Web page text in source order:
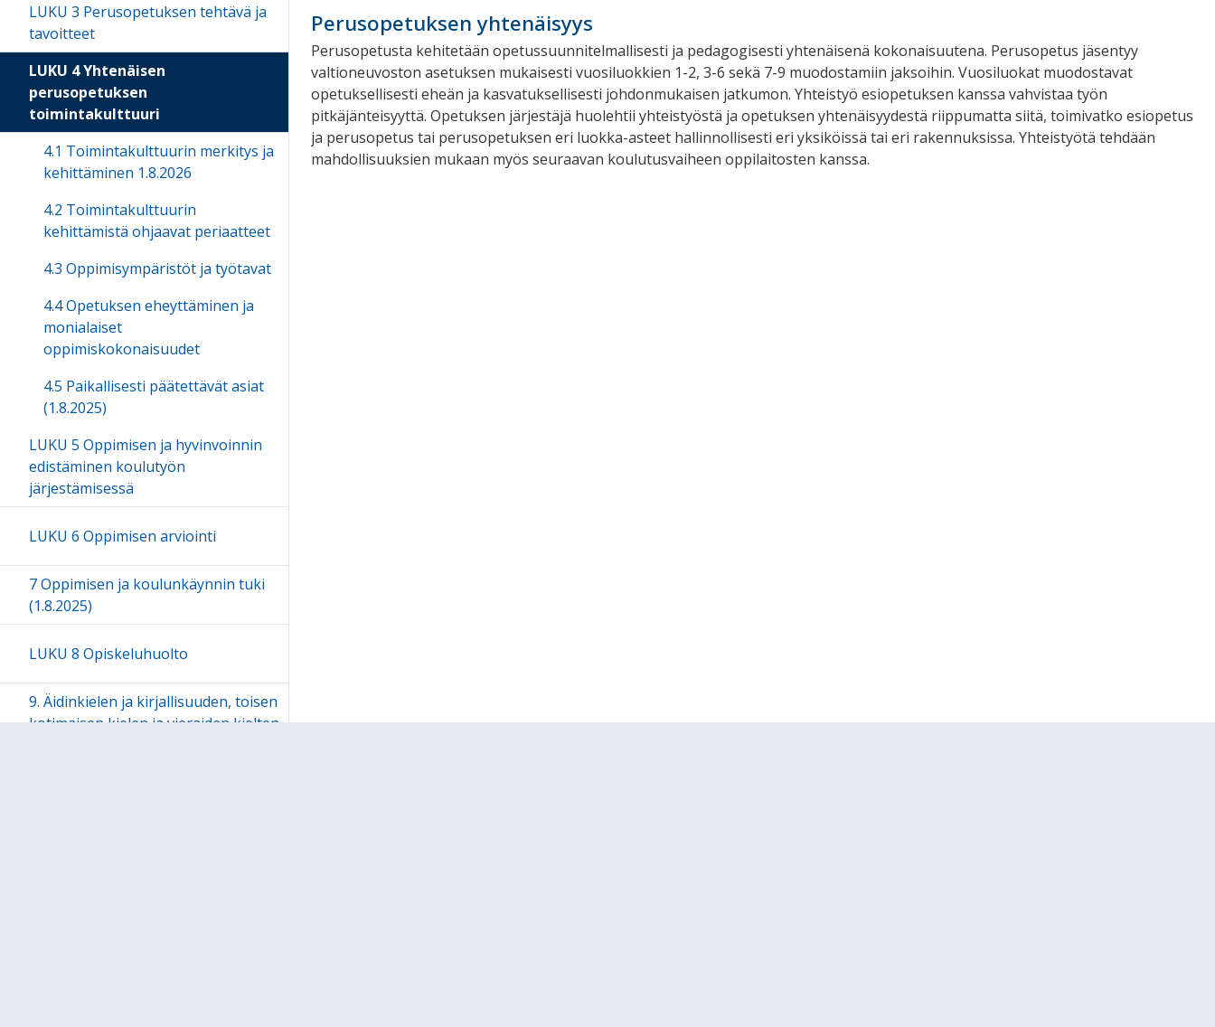
Perusopetuksen yhtenäisyys
Perusopetusta kehitetään opetussuunnitelmallisesti ja pedagogisesti yhtenäisenä kokonaisuutena. Perusopetus jäsentyy
valtioneuvoston asetuksen mukaisesti vuosiluokkien 1-2, 3-6 sekä 7-9 muodostamiin jaksoihin. Vuosiluokat muodostavat
opetuksellisesti eheän ja kasvatuksellisesti johdonmukaisen jatkumon. Yhteistyö esiopetuksen kanssa vahvistaa työn
pitkäjänteisyyttä. Opetuksen järjestäjä huolehtii yhteistyöstä ja opetuksen yhtenäisyydestä riippumatta siitä, toimivatko esiopetus
ja perusopetus tai perusopetuksen eri luokka-asteet hallinnollisesti eri yksiköissä tai eri rakennuksissa. Yhteistyötä tehdään
mahdollisuuksien mukaan myös seuraavan koulutusvaiheen oppilaitosten kanssa.
LUKU 3 Perusopetuksen tehtävä ja
tavoitteet
LUKU 4 Yhtenäisen
perusopetuksen
toimintakulttuuri
4.1 Toimintakulttuurin merkitys ja
kehittäminen 1.8.2026
4.2 Toimintakulttuurin
kehittämistä ohjaavat periaatteet
4.3 Oppimisympäristöt ja työtavat
4.4 Opetuksen eheyttäminen ja
monialaiset
oppimiskokonaisuudet
4.5 Paikallisesti päätettävät asiat
(1.8.2025)
LUKU 5 Oppimisen ja hyvinvoinnin
edistäminen koulutyön
järjestämisessä
LUKU 6 Oppimisen arviointi
7 Oppimisen ja koulunkäynnin tuki
(1.8.2025)
LUKU 8 Opiskeluhuolto
9. Äidinkielen ja kirjallisuuden, toisen
kotimaisen kielen ja vieraiden kielten